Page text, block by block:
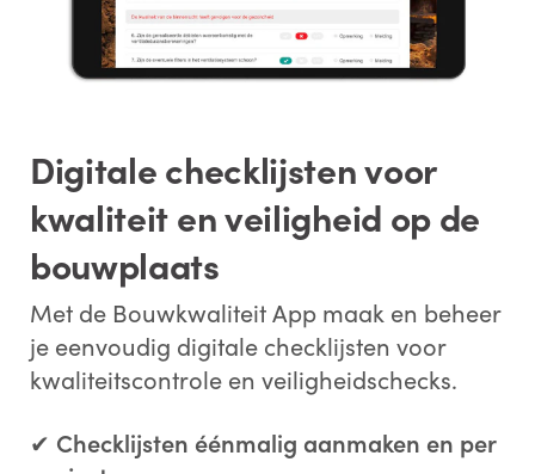
Digitale checklijsten voor
kwaliteit en veiligheid op de
bouwplaats
Met de Bouwkwaliteit App maak en beheer
je eenvoudig digitale checklijsten voor
kwaliteitscontrole en veiligheidschecks.
✔ Checklijsten éénmalig aanmaken en per
*Voornaam:
Achternaam:
* E-mailadres:
*Telefoonnummer: